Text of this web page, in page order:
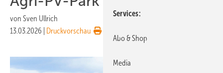
von Sven Ullrich
13.03.2026
Druckvorschau
Services
Abo & Shop
Media